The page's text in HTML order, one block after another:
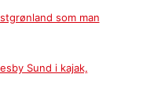
som man
Sund i kajak,